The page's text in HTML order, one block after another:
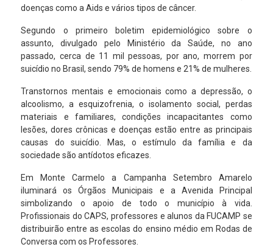
doenças como a Aids e vários tipos de câncer.
Segundo o primeiro boletim epidemiológico sobre o
assunto, divulgado pelo Ministério da Saúde, no ano
passado, cerca de 11 mil pessoas, por ano, morrem por
suicídio no Brasil, sendo 79% de homens e 21% de mulheres.
Transtornos mentais e emocionais como a depressão, o
alcoolismo, a esquizofrenia, o isolamento social, perdas
materiais e familiares, condições incapacitantes como
lesões, dores crônicas e doenças estão entre as principais
causas do suicídio. Mas, o estímulo da família e da
sociedade são antídotos eficazes.
Em Monte Carmelo a Campanha Setembro Amarelo
iluminará os Órgãos Municipais e a Avenida Principal
simbolizando o apoio de todo o município à vida.
Profissionais do CAPS, professores e alunos da FUCAMP se
distribuirão entre as escolas do ensino médio em Rodas de
Conversa com os Professores.